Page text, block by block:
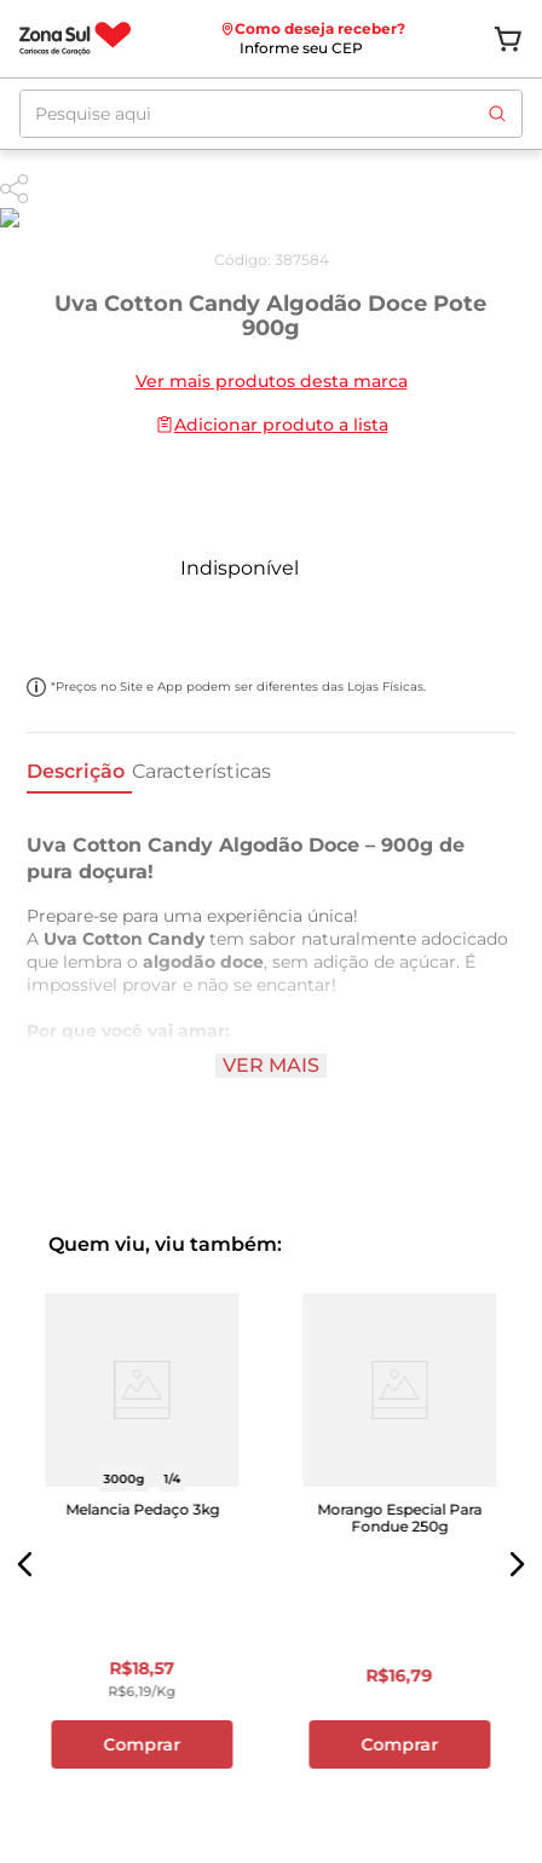
Como deseja receber?
Informe seu CEP
Pesquise aqui
Código: 387584
Uva Cotton Candy Algodão Doce Pote
900g
Ver mais produtos desta marca
Adicionar produto a lista
Indisponível
*Preços no Site e App podem ser diferentes das Lojas Físicas.
Descrição Características
Uva Cotton Candy Algodão Doce – 900g de
pura doçura!
Prepare-se para uma experiência única!
A Uva Cotton Candytem sabor naturalmente adocicado
que lembra oalgodão doce, sem adição de açúcar. É
impossível provar e não se encantar!
Por que você vai amar:
Sabor doce e leve, 100% natural
VER MAIS
Quem viu, viu também:
3000g 1/4
Melancia Pedaço 3kg
R$18,57
R$6,19/kg
Comprar
Morango Especial Para
Fondue 250g
R$16,79
Comprar